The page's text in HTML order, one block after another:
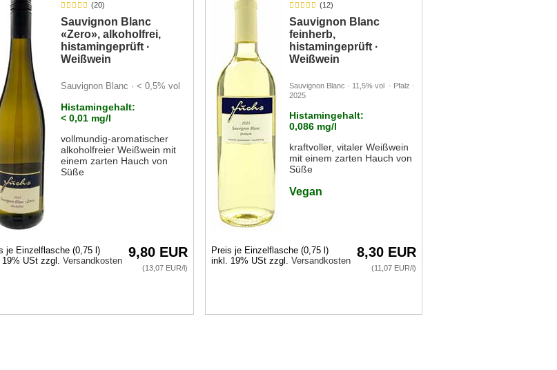
(20)
Sauvignon Blanc
«Zero», alkoholfrei,
histamingeprüft ·
Weißwein
Sauvignon Blanc · < 0,5% vol
Histamingehalt:
< 0,01 mg/l
vollmundig-aromatischer
alkoholfreier Weißwein mit
einem zarten Hauch von
Süße
9,80 EUR
(13,07 EUR/l)
je Einzelflasche (0,75 l)
USt zzgl. Versandkosten
(12)
Sauvignon Blanc
feinherb,
histamingeprüft ·
Weißwein
Sauvignon Blanc · 11,5% vol · Pfalz ·
2025
Histamingehalt:
0,086 mg/l
kraftvoller, vitaler Weißwein
mit einem zarten Hauch von
Süße
Vegan
8,30 EUR
(11,07 EUR/l)
Preis je Einzelflasche (0,75 l)
inkl. 19% USt zzgl. Versandkosten